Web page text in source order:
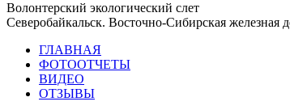
Волонтерский экологический слет
Северобайкальск. Восточно-Сибирская железная
ГЛАВНАЯ
ФОТООТЧЕТЫ
ВИДЕО
ОТЗЫВЫ